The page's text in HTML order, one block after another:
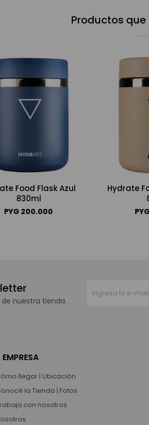
Productos
Food Flask Azul
830ml
PYG 200.000
Hydrate
PYG
nuestra tienda.
EMPRESA
llegar | Ubicación
la Tienda | Fotos
con nosotros